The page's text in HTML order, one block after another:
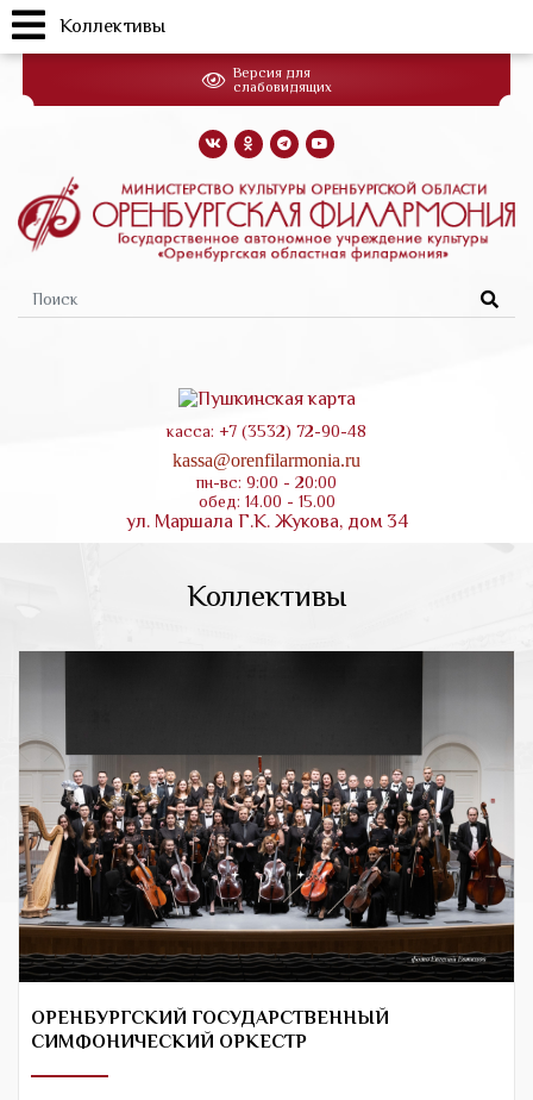
Перейти
основному
Форма
поиска
касса: +7 (3532) 72-90-48
kassa@orenfilarmonia.ru
пн-вс: 9:00 - 20:00
обед: 14.00 - 15.00
ул. Маршала Г.К. Жукова, дом 34
Версия для
слабовидящих
Коллективы
ОРЕНБУРГСКИЙ ГОСУДАРСТВЕННЫЙ
СИМФОНИЧЕСКИЙ ОРКЕСТР
Коллективы